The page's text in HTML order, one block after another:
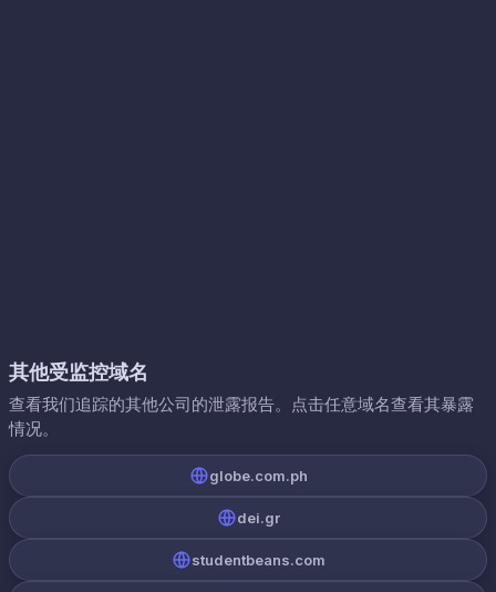
其他受监控域名
查看我们追踪的其他公司的泄露报告。点击任意域名查看其暴露
情况。
globe.com.ph
dei.gr
studentbeans.com